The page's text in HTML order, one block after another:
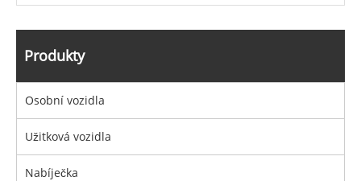
Produkty
Osobní vozidla
Užitková vozidla
Nabíječka